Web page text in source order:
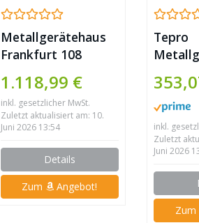
Metallgerätehaus
Frankfurt 108
Pergart
1.118,99 €
inkl. gesetzlicher MwSt.
Zuletzt aktualisiert am: 10.
Juni 2026 13:54
Details
Zum Angebot!
Tepro
8 x 4
inkl.
Zuletzt
Juni 2026
Zum